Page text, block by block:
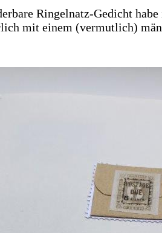
Ringelnatz-Gedicht
mit einem (vermutlich)